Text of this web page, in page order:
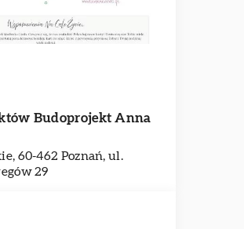
Budoprojekt Anna
60-462 Poznań, ul.
29